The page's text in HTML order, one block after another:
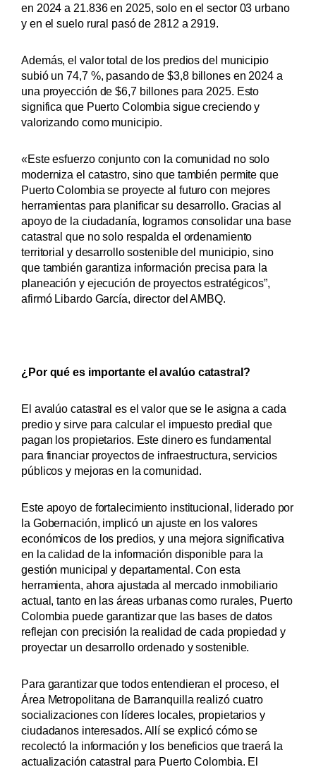
en 2024 a 21.836 en 2025, solo en el sector 03 urbano
y en el suelo rural pasó de 2812 a 2919.
Además, el valor total de los predios del municipio
subió un 74,7 %, pasando de $3,8 billones en 2024 a
una proyección de $6,7 billones para 2025. Esto
significa que Puerto Colombia sigue creciendo y
valorizando como municipio.
«Este esfuerzo conjunto con la comunidad no solo
moderniza el catastro, sino que también permite que
Puerto Colombia se proyecte al futuro con mejores
herramientas para planificar su desarrollo. Gracias al
apoyo de la ciudadanía, logramos consolidar una base
catastral que no solo respalda el ordenamiento
territorial y desarrollo sostenible del municipio, sino
que también garantiza información precisa para la
planeación y ejecución de proyectos estratégicos”,
afirmó Libardo García, director del AMBQ.
¿Por qué es importante el avalúo catastral?
El avalúo catastral es el valor que se le asigna a cada
predio y sirve para calcular el impuesto predial que
pagan los propietarios. Este dinero es fundamental
para financiar proyectos de infraestructura, servicios
públicos y mejoras en la comunidad.
Este apoyo de fortalecimiento institucional, liderado por
la Gobernación, implicó un ajuste en los valores
económicos de los predios, y una mejora significativa
en la calidad de la información disponible para la
gestión municipal y departamental. Con esta
herramienta, ahora ajustada al mercado inmobiliario
actual, tanto en las áreas urbanas como rurales, Puerto
Colombia puede garantizar que las bases de datos
reflejan con precisión la realidad de cada propiedad y
proyectar un desarrollo ordenado y sostenible.
Para garantizar que todos entendieran el proceso, el
Área Metropolitana de Barranquilla realizó cuatro
socializaciones con líderes locales, propietarios y
ciudadanos interesados. Allí se explicó cómo se
recolectó la información y los beneficios que traerá la
actualización catastral para Puerto Colombia. El